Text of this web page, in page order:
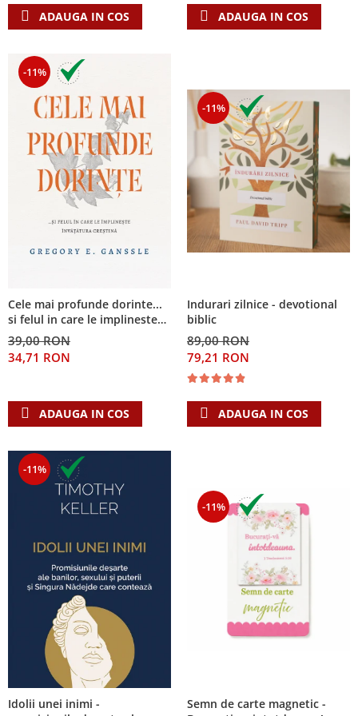
ADAUGA IN COS ADAUGA IN COS
-11%
Cele mai profunde dorinte...
si felul in care le implineste
invatatura crestina
39,00 RON
34,71 RON
ADAUGA IN COS
-11%
Indurari zilnice - devotional
biblic
89,00 RON
79,21 RON
ADAUGA IN COS
-11%
Idolii unei inimi -
-11%
Semn de carte magnetic -